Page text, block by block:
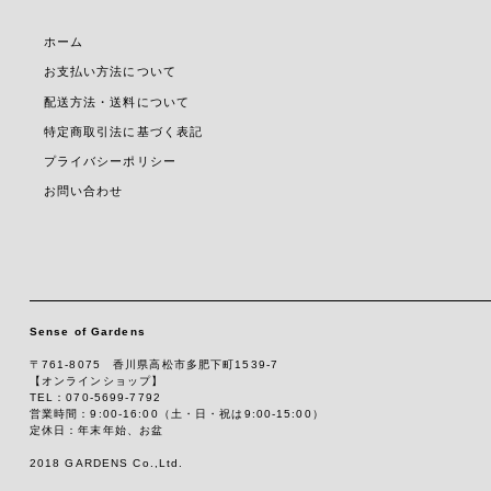
ホーム
お支払い方法について
配送方法・送料について
特定商取引法に基づく表記
プライバシーポリシー
お問い合わせ
Sense of Gardens
〒761-8075 香川県高松市多肥下町1539-7
【オンラインショップ】
TEL：070-5699-7792
営業時間：9:00-16:00（土・日・祝は9:00-15:00）
定休日：年末年始、お盆
2018 GARDENS Co.,Ltd.